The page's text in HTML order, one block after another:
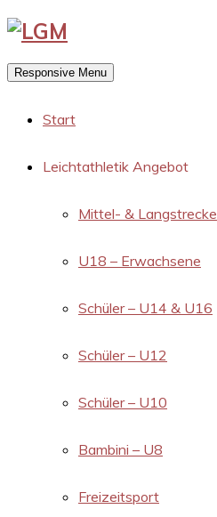
Responsive Menu
Start
Leichtathletik Angebot
Mittel- & Langstrecke
U18 – Erwachsene
Schüler – U14 & U16
Schüler – U12
Schüler – U10
Bambini – U8
Freizeitsport